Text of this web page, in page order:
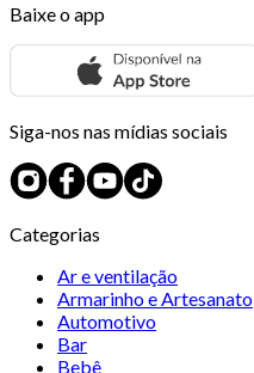
Baixe o app
Siga-nos nas mídias sociais
Categorias
Ar e ventilação
Armarinho e Artesanato
Automotivo
Bar
Bebê